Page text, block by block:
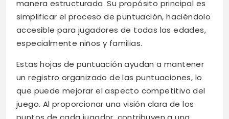
manera estructurada. Su propósito principal es
simplificar el proceso de puntuación, haciéndolo
accesible para jugadores de todas las edades,
especialmente niños y familias.
Estas hojas de puntuación ayudan a mantener
un registro organizado de las puntuaciones, lo
que puede mejorar el aspecto competitivo del
juego. Al proporcionar una visión clara de los